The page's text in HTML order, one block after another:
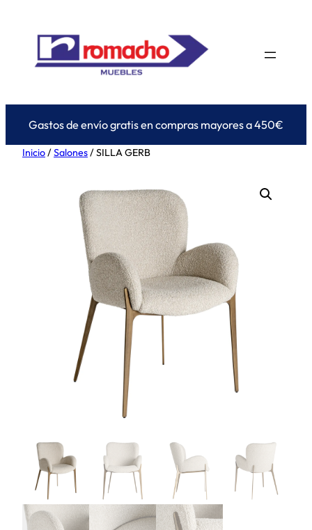
contenido
Gastos de envío gratis en compras mayores a 450€
Inicio/Salones/ SILLA GERB